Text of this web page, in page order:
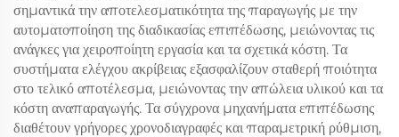
σημαντικά την αποτελεσματικότητα της παραγωγής με την
αυτοματοποίηση της διαδικασίας επιπέδωσης, μειώνοντας τις
ανάγκες για χειροποίητη εργασία και τα σχετικά κόστη. Τα
συστήματα ελέγχου ακρίβειας εξασφαλίζουν σταθερή ποιότητα
στο τελικό αποτέλεσμα, μειώνοντας την απώλεια υλικού και τα
κόστη αναπαραγωγής. Τα σύγχρονα μηχανήματα επιπέδωσης
διαθέτουν γρήγορες χρονοδιαγραφές και παραμετρική ρύθμιση,